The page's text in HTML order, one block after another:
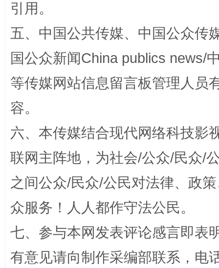
引用。
五、中国公共传媒、中国公众传
国公众新闻China publics news/
等传媒网站信息留言板管理人员
容。
六、本传媒结合现代网络科技影
联网主阵地，为社会/公众/民众/
之间公众/民众/公民对法律、政
众服务！人人都作守法公民。
七、参与本网发表评论感言即表
有意见请向制作采编部联系，电